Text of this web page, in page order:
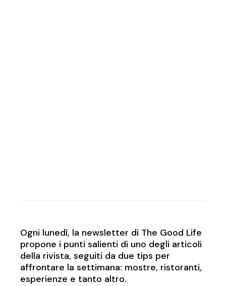
Ogni lunedì, la newsletter di The Good Life
propone i punti salienti di uno degli articoli
della rivista, seguiti da due tips per
affrontare la settimana: mostre, ristoranti,
esperienze e tanto altro.